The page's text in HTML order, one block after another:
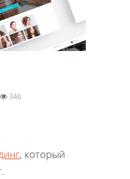
346
, который